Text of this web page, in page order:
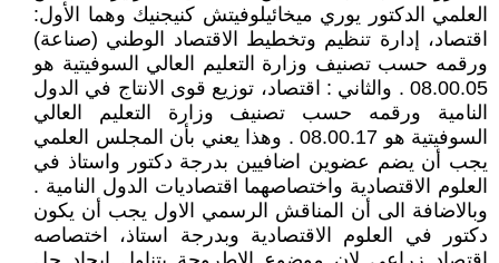
العلمي الدكتور يوري ميخائيلوفيتش كنيجنيك وهما الأول:
اقتصاد، إدارة تنظيم وتخطيط الاقتصاد الوطني (صناعة)
ورقمه حسب تصنيف وزارة التعليم العالي السوفيتية هو
08.00.05 . والثاني : اقتصاد، توزيع قوى الانتاج في الدول
النامية ورقمه حسب تصنيف وزارة التعليم العالي
السوفيتية هو 08.00.17 . وهذا يعني بأن المجلس العلمي
يجب أن يضم عضوين اضافيين بدرجة دكتور واستاذ في
العلوم الاقتصادية واختصاصهما اقتصاديات الدول النامية .
وبالاضافة الى أن المناقش الرسمي الاول يجب أن يكون
دكتور في العلوم الاقتصادية وبدرجة استاذ، اختصاصه